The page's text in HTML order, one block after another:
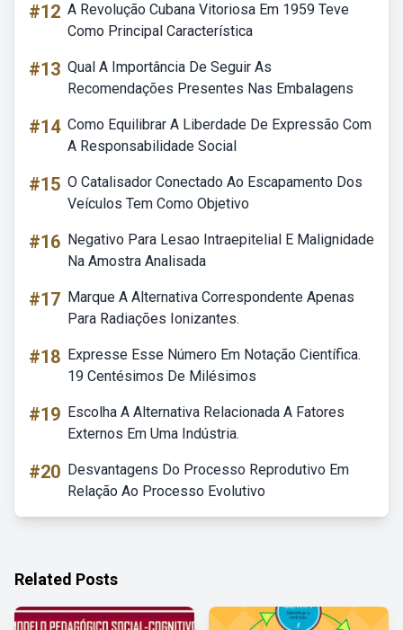
#12 A Revolução Cubana Vitoriosa Em 1959 Teve
Como Principal Característica
#13 Qual A Importância De Seguir As
Recomendações Presentes Nas Embalagens
#14 Como Equilibrar A Liberdade De Expressão Com
A Responsabilidade Social
#15 O Catalisador Conectado Ao Escapamento Dos
Veículos Tem Como Objetivo
#16 Negativo Para Lesao Intraepitelial E Malignidade
Na Amostra Analisada
#17 Marque A Alternativa Correspondente Apenas
Para Radiações Ionizantes.
#18 Expresse Esse Número Em Notação Científica.
19 Centésimos De Milésimos
#19 Escolha A Alternativa Relacionada A Fatores
Externos Em Uma Indústria.
#20 Desvantagens Do Processo Reprodutivo Em
Relação Ao Processo Evolutivo
Related Posts